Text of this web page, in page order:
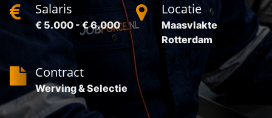
Salaris
€ 5.000 - € 6.000
Locatie
Maasvlakte
Rotterdam
Contract
Werving & Selectie